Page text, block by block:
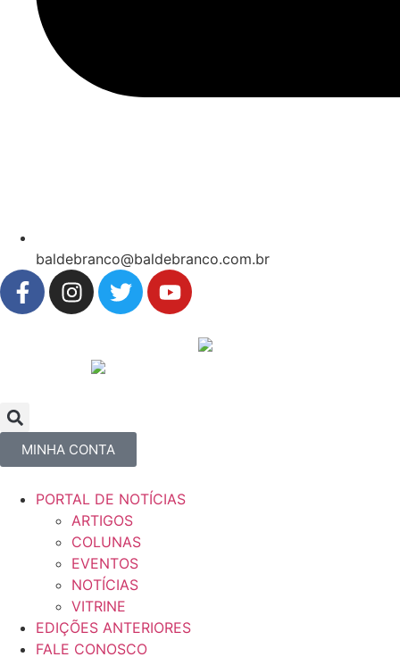
baldebranco@baldebranco.com.br
MINHA CONTA
PORTAL DE NOTÍCIAS
ARTIGOS
COLUNAS
EVENTOS
NOTÍCIAS
VITRINE
EDIÇÕES ANTERIORES
FALE CONOSCO